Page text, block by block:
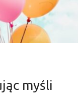
myśli